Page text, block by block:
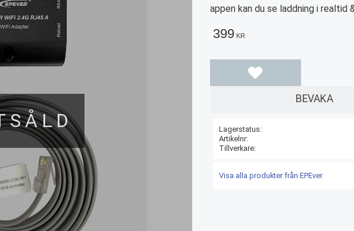
appen kan du se laddning i realtid
399 KR
Lägg till i favoriter
BEVAKA
Lagerstatus
Artikelnr
Tillverkare
Visa alla produkter från EPEver